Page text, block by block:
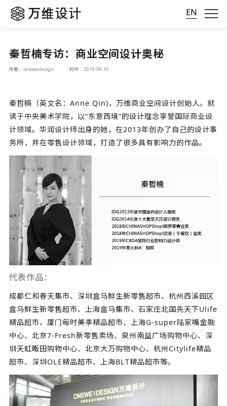
EN
秦哲楠专访：商业空间设计奥秘
作者：onewedesign 时间：2019-06-10
秦哲楠（英文名：Anne Qin)，万维商业空间设计创始人。就
读于中央美术学院，以“东意西境”的设计理念享誉国际商业设
计领域。华润设计师出身的她，在2013年创办了自己的设计事
务所，并在零售设计领域，打造了很多具有影响力的作品。
代表作品：
成都仁和春天集市、深圳盒马鲜生新零售超市、杭州西溪园区
盒马鲜生新零售超市、上海盒马集市、石家庄北国先天下Ulife
精品超市、厦门每时美季精品超市、上海G-super陆家嘴金融
中心、北京7-Fresh新零售卖场、泉州南益广场购物中心、深
圳天虹畈田购物中心、北京大万购物中心、杭州Citylife精品
超市、深圳OLE精品超市、上海BLT精品超市等。